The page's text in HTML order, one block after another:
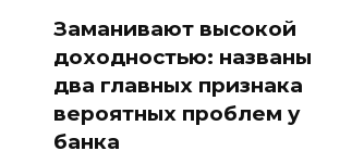
Заманивают высокой
доходностью: названы
два главных признака
вероятных проблем у
банка